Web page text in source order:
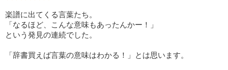
楽譜に出てくる言葉たち。
「なるほど、こんな意味もあったんかー！」
という発見の連続でした。
「辞書買えば言葉の意味はわかる！」とは思います。